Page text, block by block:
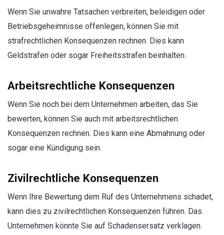
Wenn Sie unwahre Tatsachen verbreiten, beleidigen oder
Betriebsgeheimnisse offenlegen, können Sie mit
strafrechtlichen Konsequenzen rechnen. Dies kann
Geldstrafen oder sogar Freiheitsstrafen beinhalten.
Arbeitsrechtliche Konsequenzen
Wenn Sie noch bei dem Unternehmen arbeiten, das Sie
bewerten, können Sie auch mit arbeitsrechtlichen
Konsequenzen rechnen. Dies kann eine Abmahnung oder
sogar eine Kündigung sein.
Zivilrechtliche Konsequenzen
Wenn Ihre Bewertung dem Ruf des Unternehmens schadet,
kann dies zu zivilrechtlichen Konsequenzen führen. Das
Unternehmen könnte Sie auf Schadensersatz verklagen.